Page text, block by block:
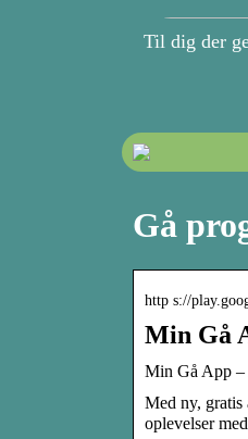
Til dig der
Gå
http s://
Min Gå
Min Gå App –
Med ny, gratis
oplevelser